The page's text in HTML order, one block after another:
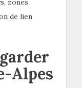
de lien
Alpes